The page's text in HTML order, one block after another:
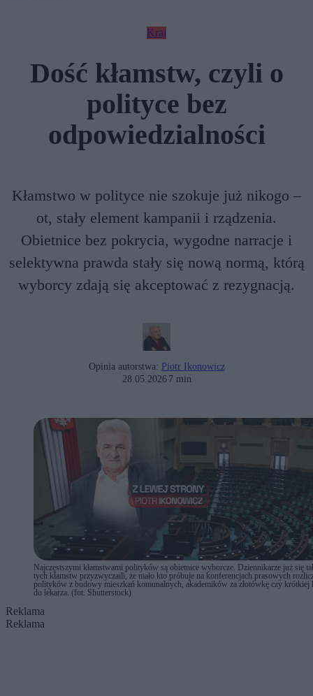
Kraj
Dość kłamstw, czyli o
polityce bez
odpowiedzialności
Kłamstwo w polityce nie szokuje już nikogo –
ot, stały element kampanii i rządzenia.
Obietnice bez pokrycia, wygodne narracje i
selektywna prawda stały się nową normą, którą
wyborcy zdają się akceptować z rezygnacją.
Opinia autorstwa: Piotr Ikonowicz
28.05.2026 7 min
Najczęstszymi kłamstwami polityków są obietnice wyborcze. Dziennikarze już się
tych kłamstw przyzwyczaili, że mało kto próbuje na konferencjach prasowych
polityków z budowy mieszkań komunalnych, akademików za złotówkę czy krótkiej
do lekarza. (fot. Shutterstock)
Reklama
Reklama